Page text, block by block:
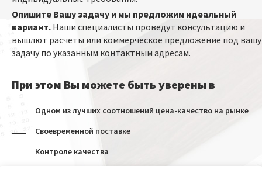
Опишите Вашу задачу и мы предложим идеальный
вариант. Наши специалисты проведут консультацию и
вышлют расчеты или коммерческое предложение под вашу
задачу по указанным контактным адресам.
При этом Вы можете быть уверены в
Одном из лучших соотношений цена-качество на рынке
Своевременной поставке
Контроле качества